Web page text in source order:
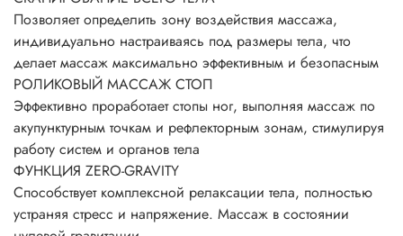
Позволяет определить зону воздействия массажа,
индивидуально настраиваясь под размеры тела, что
делает массаж максимально эффективным и безопасным
РОЛИКОВЫЙ МАССАЖ СТОП
Эффективно проработает стопы ног, выполняя массаж по
акупунктурным точкам и рефлекторным зонам, стимулируя
работу систем и органов тела
ФУНКЦИЯ ZERO-GRAVITY
Способствует комплексной релаксации тела, полностью
устраняя стресс и напряжение. Массаж в состоянии